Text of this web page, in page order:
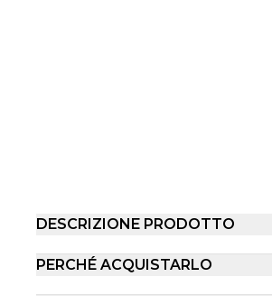
DESCRIZIONE PRODOTTO
PERCHÉ ACQUISTARLO